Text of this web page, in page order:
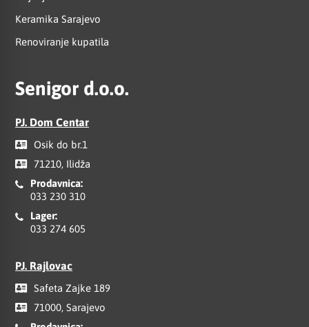
Keramika Sarajevo
Renoviranje kupatila
Senigor d.o.o.
PJ. Dom Centar
Osik do br.1
71210, Ilidža
Prodavnica:
033 230 310
Lager:
033 274 605
PJ. Rajlovac
Safeta Zajke 189
71000, Sarajevo